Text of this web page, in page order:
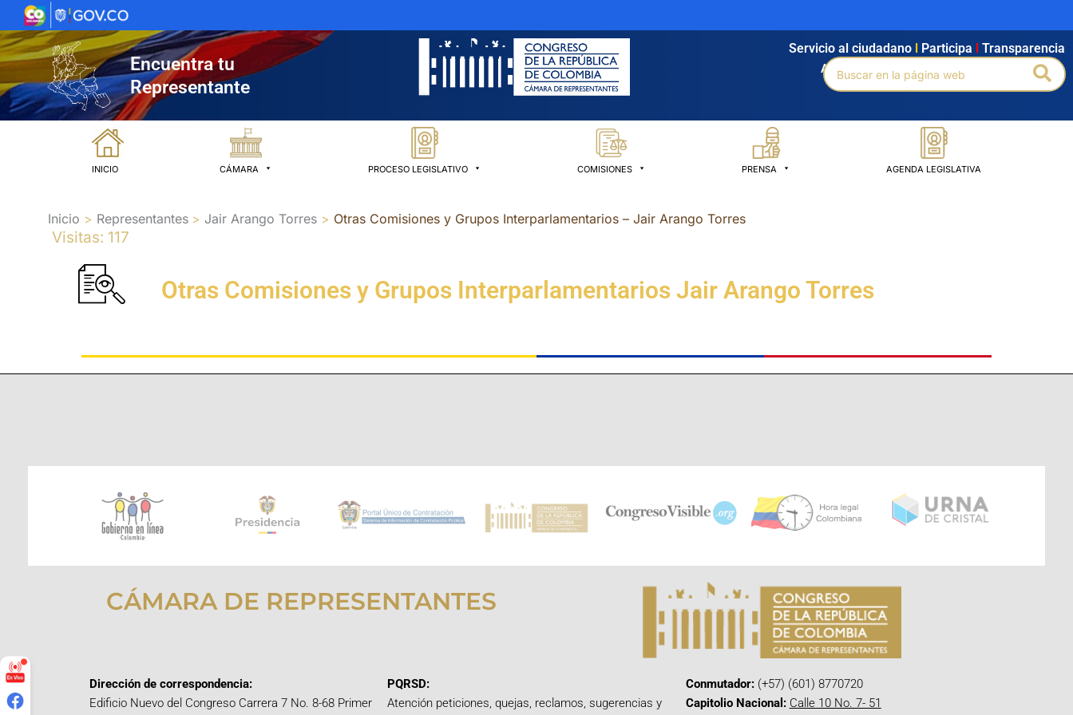
al
contenido
Encuentra tu
Representante
Agendamiento Intranet Búsqueda avanzada
Servicio al ciudadano Participa Transparencia
Buscar
por:
INICIO CÁMARA PROCESO LEGISLATIVO COMISIONES PRENSA AGENDA LEGISLATIVA
Inicio Representantes Jair Arango Torres Otras Comisiones y Grupos Interparlamentarios – Jair Arango Torres
Visitas: 117
Otras Comisiones y Grupos Interparlamentarios Jair Arango Torres
CÁMARA DE REPRESENTANTES
Dirección de correspondencia:
Edificio Nuevo del Congreso Carrera 7 No. 8-68 Primer
PQRSD:
Atención peticiones, quejas, reclamos, sugerencias y
Conmutador:(+57) (601) 8770720
Capitolio Nacional: Calle 10 No. 7- 51